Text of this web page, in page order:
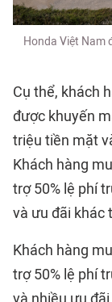
Honda Việt Nam
Cụ thể, khách
được khuyến
triệu tiền mặt
Khách hàng
trợ 50% lệ phí
và ưu đãi khác
Khách hàng
trợ 50% lệ phí
và nhiều ưu